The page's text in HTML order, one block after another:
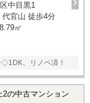
中目黒1
官山 徒歩4分
㎡
、リノベ済！
2の中古マンション